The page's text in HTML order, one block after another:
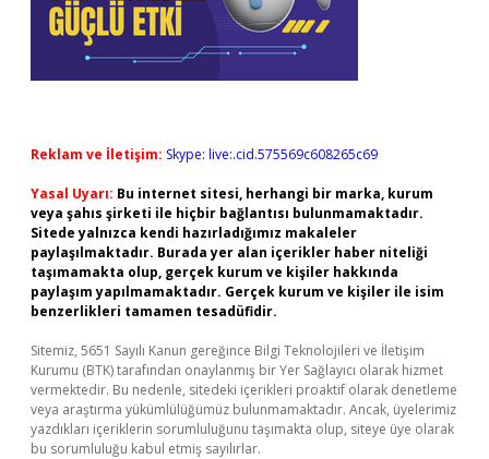
Reklam ve İletişim: Skype: live:.cid.575569c608265c69
Yasal Uyarı: Bu internet sitesi, herhangi bir marka, kurum
veya şahıs şirketi ile hiçbir bağlantısı bulunmamaktadır.
Sitede yalnızca kendi hazırladığımız makaleler
paylaşılmaktadır. Burada yer alan içerikler haber niteliği
taşımamakta olup, gerçek kurum ve kişiler hakkında
paylaşım yapılmamaktadır. Gerçek kurum ve kişiler ile isim
benzerlikleri tamamen tesadüfidir.
Sitemiz, 5651 Sayılı Kanun gereğince Bilgi Teknolojileri ve İletişim
Kurumu (BTK) tarafından onaylanmış bir Yer Sağlayıcı olarak hizmet
vermektedir. Bu nedenle, sitedeki içerikleri proaktif olarak denetleme
veya araştırma yükümlülüğümüz bulunmamaktadır. Ancak, üyelerimiz
yazdıkları içeriklerin sorumluluğunu taşımakta olup, siteye üye olarak
bu sorumluluğu kabul etmiş sayılırlar.